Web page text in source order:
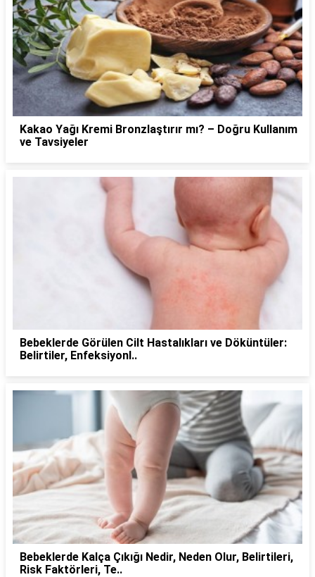
Kakao Yağı Kremi Bronzlaştırır mı? – Doğru Kullanım
ve Tavsiyeler
Bebeklerde Görülen Cilt Hastalıkları ve Döküntüler:
Belirtiler, Enfeksiyonl..
Bebeklerde Kalça Çıkığı Nedir, Neden Olur, Belirtileri,
Risk Faktörleri, Te..